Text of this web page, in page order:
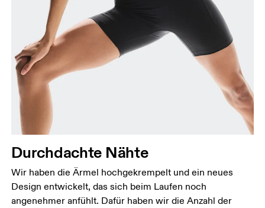
Durchdachte Nähte
Wir haben die Ärmel hochgekrempelt und ein neues
Design entwickelt, das sich beim Laufen noch
angenehmer anfühlt. Dafür haben wir die Anzahl der